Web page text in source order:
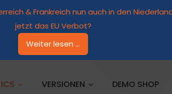
VERSIONEN DEMO SHOP
& Frankreich nun auch in den
jetzt das EU Verbot?
Weiter lesen ...